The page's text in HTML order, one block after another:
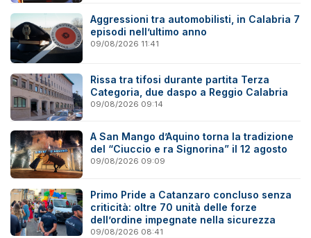
Aggressioni tra automobilisti, in Calabria 7
episodi nell’ultimo anno
09/08/2026 11:41
Rissa tra tifosi durante partita Terza
Categoria, due daspo a Reggio Calabria
09/08/2026 09:14
A San Mango d’Aquino torna la tradizione
del “Ciuccio e ra Signorina” il 12 agosto
09/08/2026 09:09
Primo Pride a Catanzaro concluso senza
criticità: oltre 70 unità delle forze
dell’ordine impegnate nella sicurezza
09/08/2026 08:41